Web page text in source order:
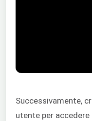
Successivamente,
utente per